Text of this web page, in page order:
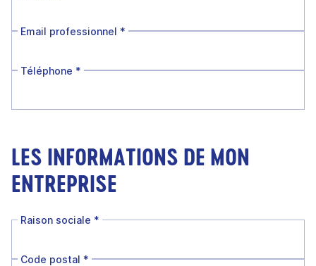
Email professionnel *
Téléphone *
LES INFORMATIONS DE MON
ENTREPRISE
Raison sociale *
Code postal *